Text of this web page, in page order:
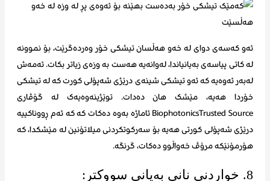
ئەو کەسەی دوای لە خەو هەڵسان تیشکی خۆر وەردەگرێت، بۆ نموونە
لە کاتی پیاسەی بەیانیاندا، لەوانەیە هەست بە وزەی زیاتر بکات. ئەمەش
لەبەر ئەوەیە کە ئەو تیشکی شینەی درێژی شەپۆلی کورت کە لە تیشکی
خۆردا هەیە، مێشک هان دەدات. توێژینەوەیەک لە گۆڤاری
BiophotonicsTrusted Source ئاماژە بەوە دەکات کە کە ئەم ڕووناکییە
درێژی شەپۆلی کورتی هەیە بۆ سەرکوتکردنی میلاتۆنین لە مێشکدا، کە
هۆرمۆنێکە مرۆڤ خەواڵوو دەکات، گرنگە.
8. خواردنی نانی بەیانی سووکتر: